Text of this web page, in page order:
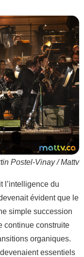
Postel-Vinay / Mattv
l’intelligence du
évident que le
simple succession
continue construite
organiques.
devenaient essentiels